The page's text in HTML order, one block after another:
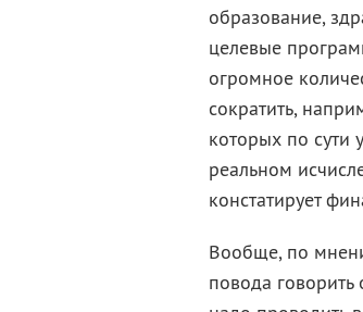
образование,
целевые
огромное
сократить,
которых по сути
реальном
констатирует
Вообще, по
повода